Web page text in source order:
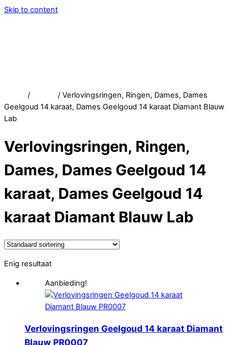
Skip to content
/
/ Verlovingsringen, Ringen, Dames, Dames
Geelgoud 14 karaat, Dames Geelgoud 14 karaat Diamant Blauw
Lab
Verlovingsringen, Ringen,
Dames, Dames Geelgoud 14
karaat, Dames Geelgoud 14
karaat Diamant Blauw Lab
Enig resultaat
Aanbieding!
Verlovingsringen Geelgoud 14 karaat Diamant
Blauw PR0007